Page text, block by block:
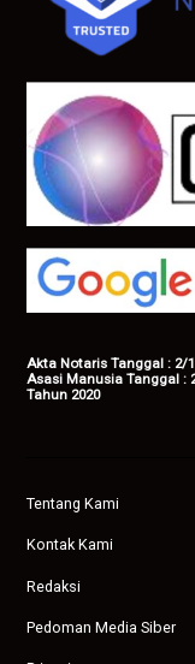
Akta Notaris Tanggal : 2/
Asasi Manusia Tanggal :
Tahun 2020
Tentang Kami
Kontak Kami
Redaksi
Pedoman Media Siber